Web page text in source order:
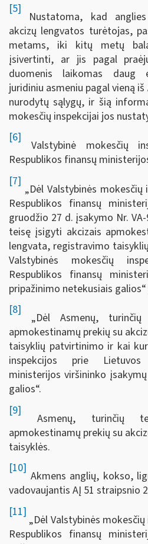
[5]
Nustatoma, kad
akcizų lengvatos turėtojas,
metams, iki kitų metų
įsivertinti, ar jis pagal
duomenis laikomas daug
juridiniu asmeniu pagal vieną
nurodytų sąlygų, ir šią
mokesčių inspekcijai jos
[6]
Valstybinė mokesčių
Respublikos finansų
[7]
„Dėl Valstybinės
Respublikos finansų
gruodžio 27 d. įsakymo Nr.
teisę įsigyti akcizais
lengvata, registravimo
Valstybinės mokesčių
Respublikos finansų
pripažinimo netekusiais
[8]
„Dėl Asmenų,
apmokestinamų prekių su
taisyklių patvirtinimo ir kai
inspekcijos prie Lietuvos
ministerijos viršininko
galios“.
[9]
Asmenų, turinčių
apmokestinamų prekių su
taisyklės.
[10]
Akmens anglių, kokso,
vadovaujantis AĮ 51 straipsnio
[11]
„Dėl Valstybinės
Respublikos finansų